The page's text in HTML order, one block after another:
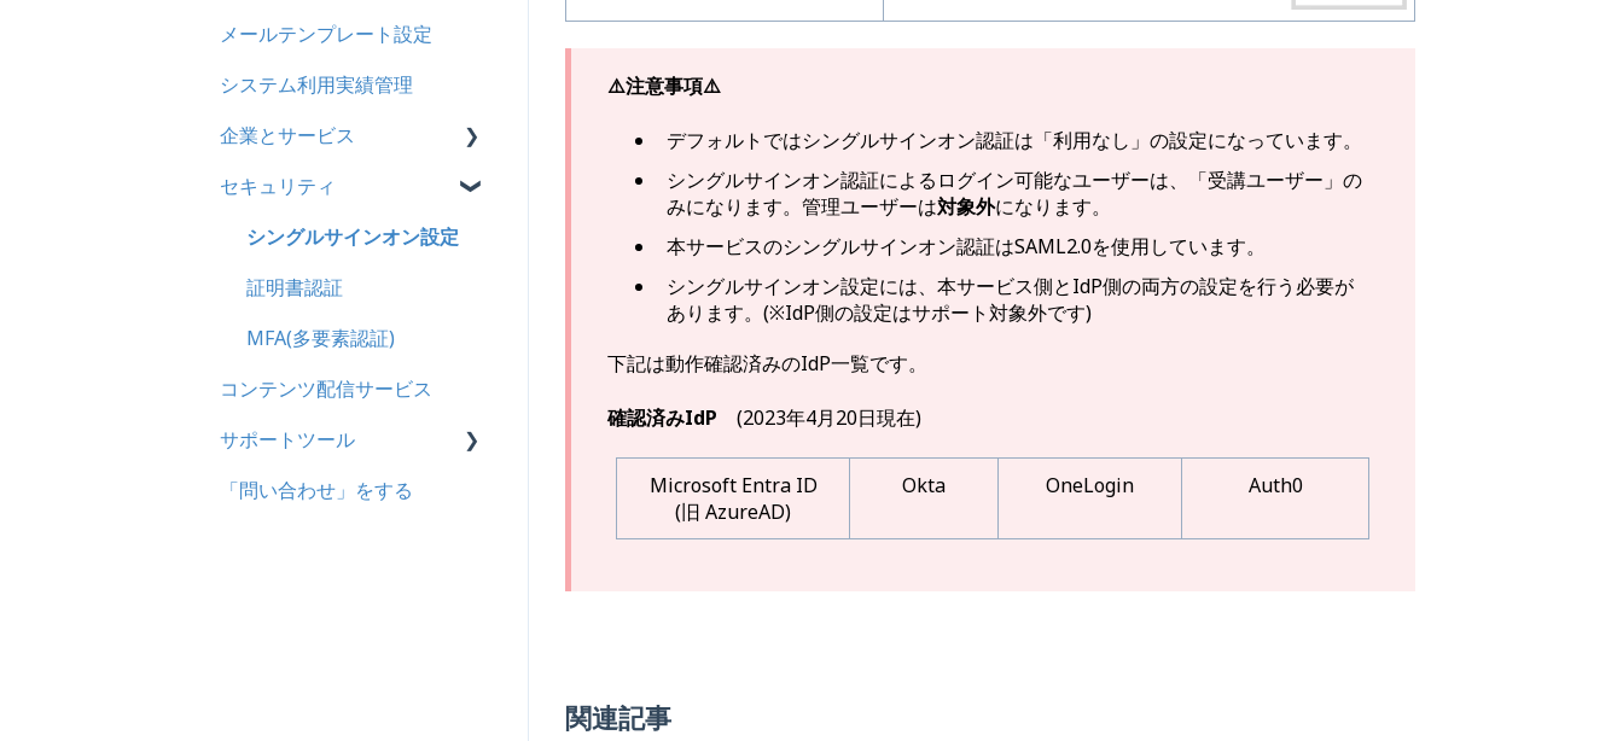
⚠️注意事項⚠️
デフォルトではシングルサインオン認証は「利用なし」の設定になっています。
シングルサインオン認証によるログイン可能なユーザーは、「受講ユーザー」の
みになります。管理ユーザーは対象外になります。
本サービスのシングルサインオン認証はSAML2.0を使用しています。
シングルサインオン設定には、本サービス側とIdP側の両方の設定を行う必要が
あります。 (※IdP側の設定はサポート対象外です)
下記は動作確認済みのIdP一覧です。
確認済みIdP (2023年4月20日現在)
Microsoft Entra ID
(旧 AzureAD)
Okta OneLogin Auth0
関連記事
メッセージ
お知らせ
多言語変換
助成金
ユーザ
メールテンプレート設定
システム利用実績管理
企業とサービス
用語の定義
企業について
統合ユーザーについて
サービスについて
セキュリティ
シングルサインオン設定
証明書認証
MFA(多要素認証)
コンテンツ配信サービス
サポートツール
基本操作
「問い合わせ」をする